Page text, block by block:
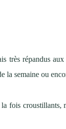
très répandus
la semaine ou
fois